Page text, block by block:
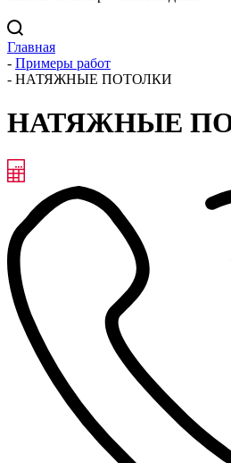
Главная
- Примеры работ
- НАТЯЖНЫЕ ПОТОЛКИ
НАТЯЖНЫЕ